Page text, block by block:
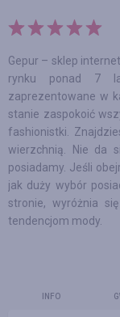
Gepur – sklep
rynku ponad 7
zaprezentowane w
stanie zaspokoić
fashionistki.
wierzchnią. Nie da
posiadamy. Jeśli
jak duży wybór
stronie, wyróżnia
tendencjom mody.
INFO